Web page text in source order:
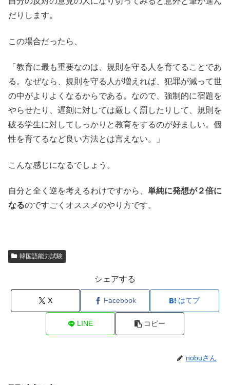
だりします。
この場合だったら、
「教育に最も重要なのは、規則を守る人を育てることであ
る。なぜなら、規則を守る人が増えれば、犯罪が減って世
の中がよりよくなるからである。なので、強制的に宿題を
やらせたり、遅刻に対しては厳しく罰したりして、規則を
破る学生に対してしっかりと教育をするのが好ましい。個
性を育てるなど良い方法とは言えない。」
こんな感じになるでしょう。
自分と全く逆を考えるわけですから、 単純に発想が２倍に
なるのですごくオススメのやり方です。
韓国語能力試験
シェアする
X Facebook はてブ
LINE コピー
nobuさん